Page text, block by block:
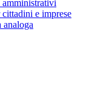
amministrativi
e imprese